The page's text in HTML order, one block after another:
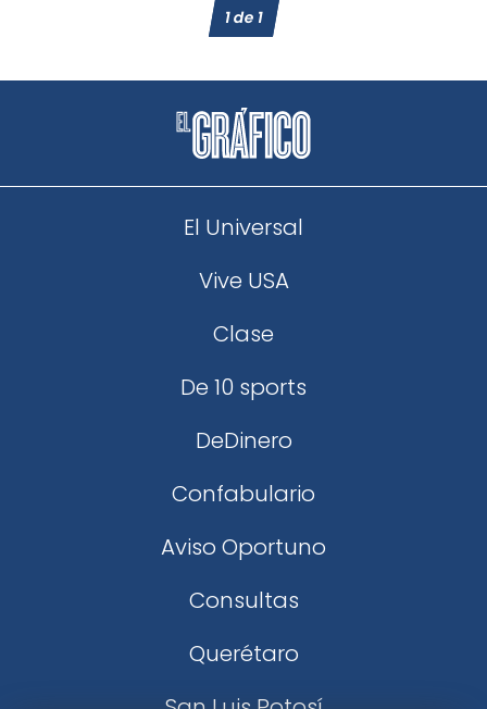
1de1
El Universal
Vive USA
Clase
De 10 sports
DeDinero
Confabulario
Aviso Oportuno
Consultas
Querétaro